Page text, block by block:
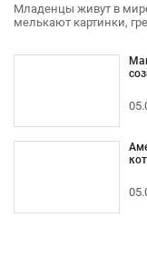
Младенцы живут в
мелькают картинки,